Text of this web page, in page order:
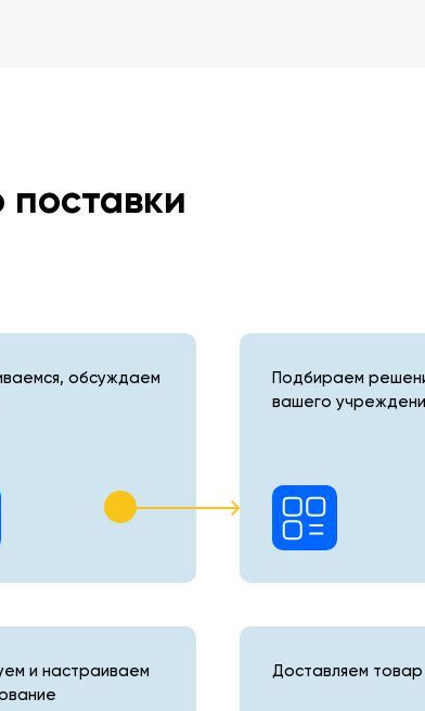
обсуждаем
Подбираем
вашего
и настраиваем
Доставляем товар